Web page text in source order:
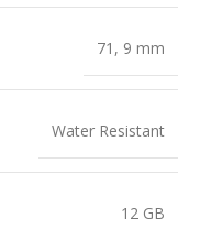
71 , 9 mm
Water Resistant
12 GB